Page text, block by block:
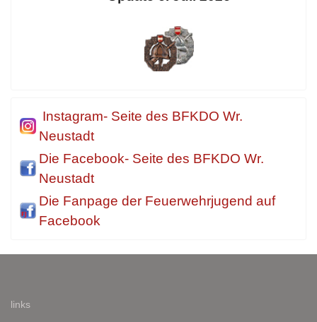
Instagram- Seite des BFKDO Wr.
Neustadt
Die Facebook- Seite des BFKDO Wr.
Neustadt
Die Fanpage der Feuerwehrjugend auf
Facebook
links